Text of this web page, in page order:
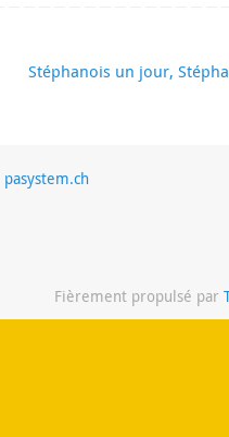
Stéphanois un jour,
pasystem.ch
Fièrement propulsé par